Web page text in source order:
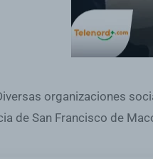
organizaciones
de San Francisco de